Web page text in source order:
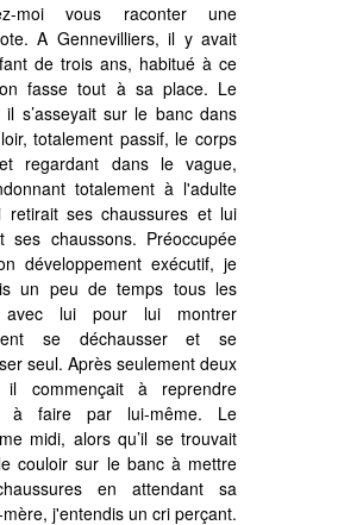
moi vous raconter une
A Gennevilliers, il y avait
de trois ans, habitué à ce
fasse tout à sa place. Le
il s’asseyait sur le banc dans
totalement passif, le corps
regardant dans le vague,
totalement à l'adulte
retirait ses chaussures et lui
ses chaussons. Préoccupée
développement exécutif, je
un peu de temps tous les
avec lui pour lui montrer
se déchausser et se
seul. Après seulement deux
il commençait à reprendre
à faire par lui-même. Le
midi, alors qu’il se trouvait
couloir sur le banc à mettre
en attendant sa
j'entendis un cri perçant.